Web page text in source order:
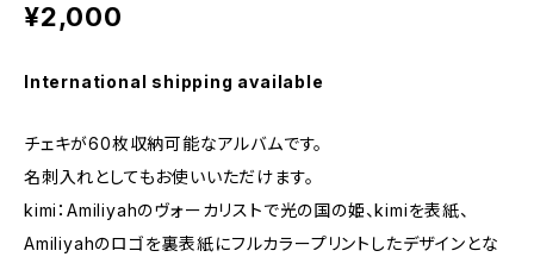
¥2,000
International shipping available
チェキが60枚収納可能なアルバムです。
名刺入れとしてもお使いいただけます。
kimi：Amiliyahのヴォーカリストで光の国の姫、kimiを表紙、
Amiliyahのロゴを裏表紙にフルカラープリントしたデザインとな